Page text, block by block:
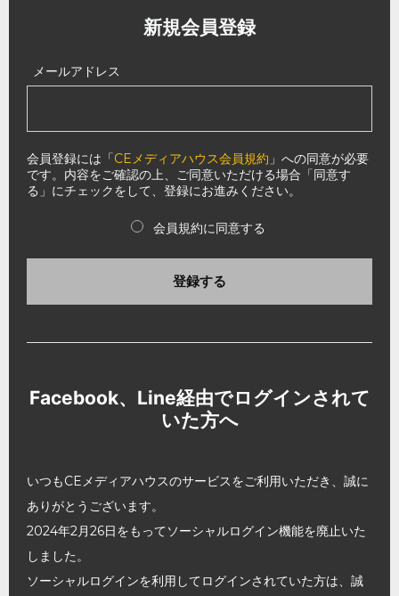
新規会員登録
メールアドレス
会員登録には「CEメディアハウス会員規約 」への同意が必要
です。内容をご確認の上、ご同意いただける場合「同意す
る」にチェックをして、登録にお進みください。
会員規約に同意する
登録する
Facebook、Line経由でログインされて
いた方へ
いつもCEメディアハウスのサービスをご利用いただき、誠に
ありがとうございます。
2024年2月26日をもってソーシャルログイン機能を廃止いた
しました。
ソーシャルログインを利用してログインされていた方は、誠